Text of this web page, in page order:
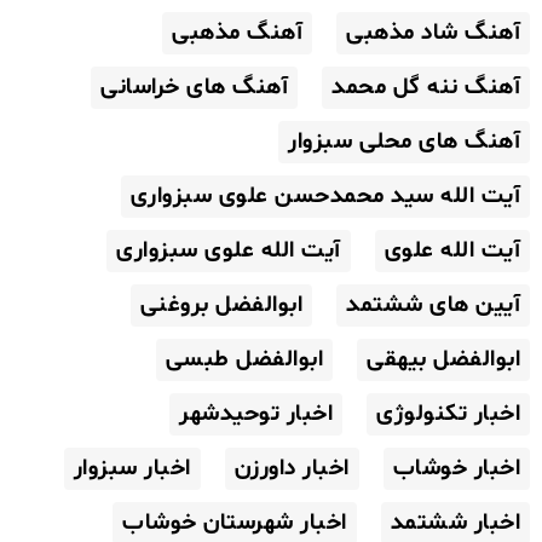
آهنگ شاد مذهبی
آهنگ مذهبی
آهنگ ننه گل محمد
آهنگ های خراسانی
آهنگ های محلی سبزوار
آیت الله سید محمدحسن علوی سبزواری
آیت الله علوی
آیت الله علوی سبزواری
آیین های ششتمد
ابوالفضل بروغنی
ابوالفضل بیهقی
ابوالفضل طبسی
اخبار تکنولوژی
اخبار توحیدشهر
اخبار خوشاب
اخبار داورزن
اخبار سبزوار
اخبار ششتمد
اخبار شهرستان خوشاب